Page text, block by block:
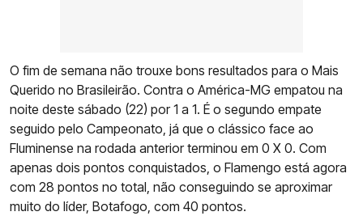
O fim de semana não trouxe bons resultados para o Mais
Querido no Brasileirão. Contra o América-MG empatou na
noite deste sábado (22) por 1 a 1. É o segundo empate
seguido pelo Campeonato, já que o clássico face ao
Fluminense na rodada anterior terminou em 0 X 0. Com
apenas dois pontos conquistados, o Flamengo está agora
com 28 pontos no total, não conseguindo se aproximar
muito do líder, Botafogo, com 40 pontos.